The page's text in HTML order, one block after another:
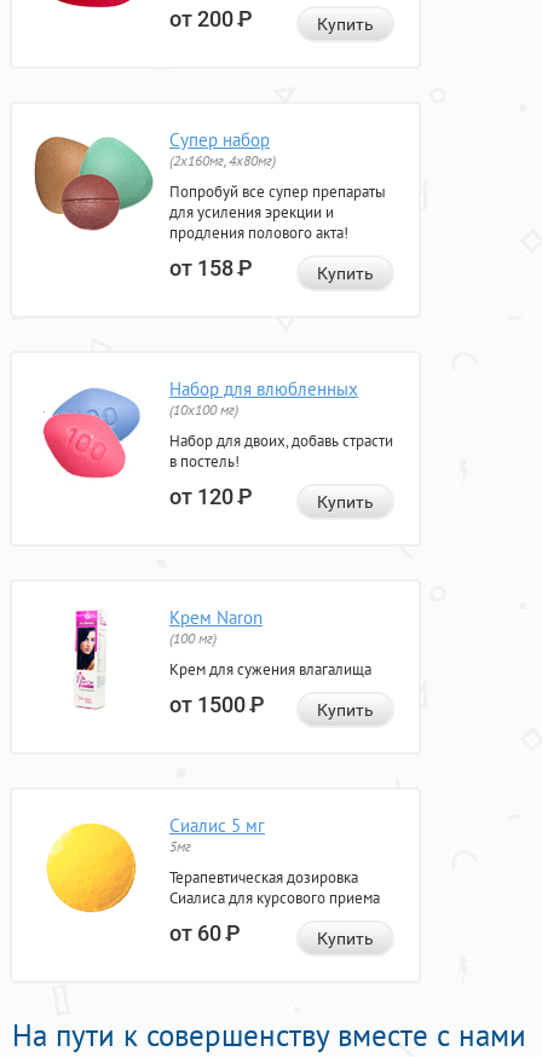
от 200Р Купить
Супер набор
(2х160мг, 4х80мг)
Попробуй все супер препараты
для усиления эрекции и
продления полового акта!
от 158Р Купить
Набор для влюбленных
(10х100 мг)
Набор для двоих, добавь страсти
в постель!
от 120Р Купить
Крем Naron
(100 мг)
Крем для сужения влагалища
от 1500Р Купить
Сиалис 5 мг
5мг
Терапевтическая дозировка
Сиалиса для курсового приема
от 60Р Купить
На пути к совершенству вместе с нами